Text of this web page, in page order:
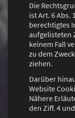
Die
ist Art. 6 Abs.
berechtigtes
aufgelisteten
keinem Fall
zu dem
ziehen.
Darüber
Website
Nähere
den Ziff. 4